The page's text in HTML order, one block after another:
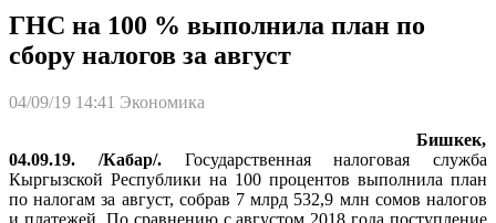
ГНС на 100 % выполнила план по
сбору налогов за август
04/09/19 14:41 Экономика
Бишкек,
04.09.19. /Кабар/.Государственная налоговая служба
Кыргызской Республики на 100 процентов выполнила план
по налогам за август, собрав 7 млрд 532,9 млн сомов налогов
и платежей. По сравнению с августом 2018 года поступление